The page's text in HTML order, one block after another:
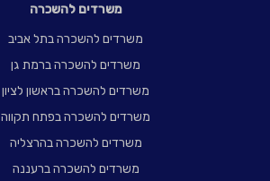
משרדים להשכרה
משרדים להשכרה בתל אביב
משרדים להשכרה ברמת גן
משרדים להשכרה בראשון לציון
משרדים להשכרה בפתח תקווה
משרדים להשכרה בהרצליה
משרדים להשכרה ברעננה